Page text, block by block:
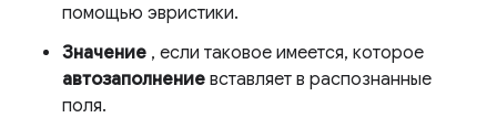
помощью эвристики.
Значение , если таковое имеется, которое
автозаполнение вставляет в распознанные
поля.